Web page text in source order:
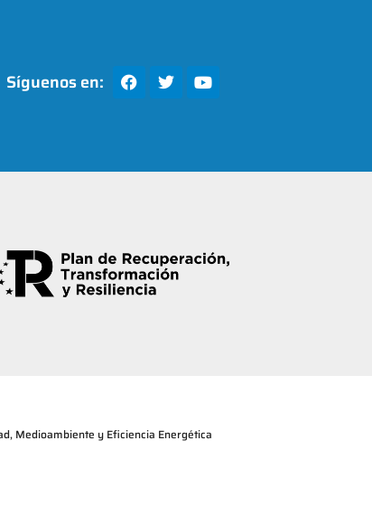
Síguenos en:
Medioambiente y Eficiencia Energética